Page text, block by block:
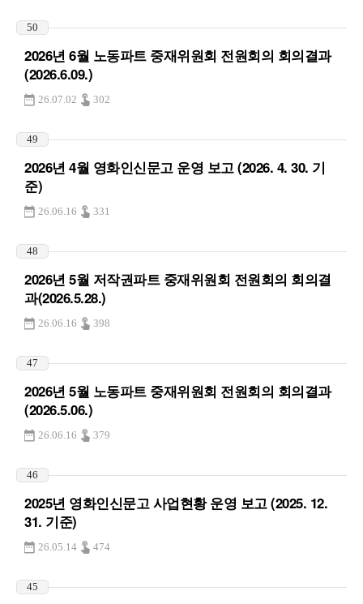
50
2026년 6월 노동파트 중재위원회 전원회의 회의결과
(2026.6.09.)
26.07.02 302
49
2026년 4월 영화인신문고 운영 보고 (2026. 4. 30. 기
준)
26.06.16 331
48
2026년 5월 저작권파트 중재위원회 전원회의 회의결
과(2026.5.28.)
26.06.16 398
47
2026년 5월 노동파트 중재위원회 전원회의 회의결과
(2026.5.06.)
26.06.16 379
46
2025년 영화인신문고 사업현황 운영 보고 (2025. 12.
31. 기준)
26.05.14 474
45